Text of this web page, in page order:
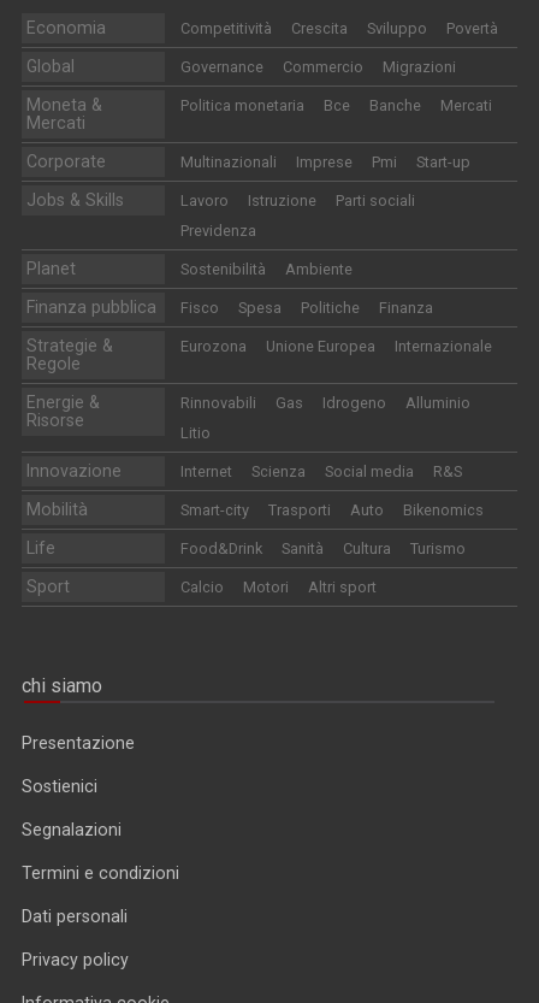
Economia Competitività Crescita Sviluppo Povertà
Global Governance Commercio Migrazioni
Moneta &
Mercati
Politica monetaria Bce Banche Mercati
Corporate Multinazionali Imprese Pmi Start-up
Jobs & Skills Lavoro Istruzione
Parti sociali
Previdenza
Planet Sostenibilità Ambiente
Finanza pubblica Fisco Spesa Politiche Finanza
Strategie &
Regole
Eurozona Unione Europea Internazionale
Energie &
Risorse
Rinnovabili Gas Idrogeno
Alluminio
Litio
Innovazione Internet Scienza Social media R&S
Mobilità Smart-city Trasporti Auto Bikenomics
Life Food&Drink Sanità Cultura Turismo
Sport Calcio Motori Altri sport
chi siamo
Presentazione
Sostienici
Segnalazioni
Termini e condizioni
Dati personali
Privacy policy